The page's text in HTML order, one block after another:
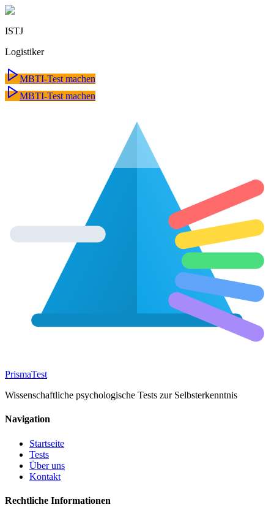
ISTJ
Logistiker
MBTI-Test machen
MBTI-Test machen
PrismaTest
Wissenschaftliche psychologische Tests zur Selbsterkenntnis
Navigation
Startseite
Tests
Über uns
Kontakt
Rechtliche Informationen